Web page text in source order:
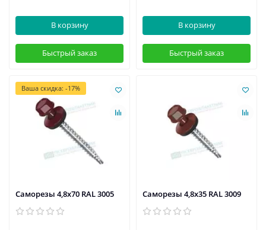
В корзину
Быстрый заказ
В корзину
Быстрый заказ
Ваша скидка: -17%
Саморезы 4,8х70 RAL 3005 Саморезы 4,8х35 RAL 3009